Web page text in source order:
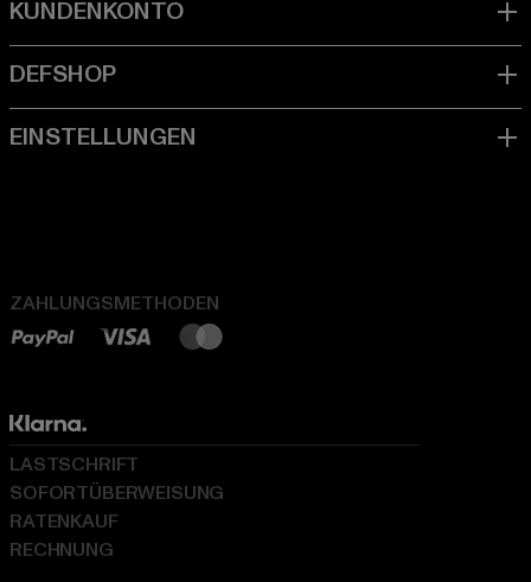
ZAHLUNGSMETHODEN
LASTSCHRIFT
SOFORTÜBERWEISUNG
RATENKAUF
RECHNUNG